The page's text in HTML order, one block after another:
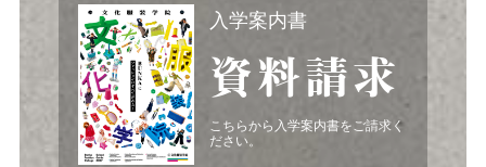
入学案内書
資料請求
こちらから入学案内書をご請求く
ださい。